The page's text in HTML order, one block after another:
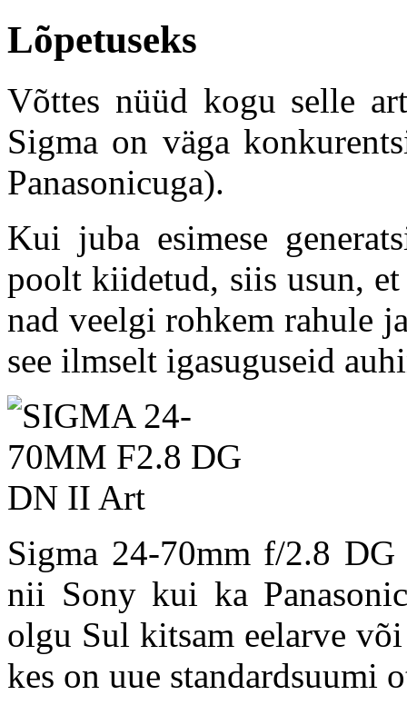
Lõpetuseks
Võttes nüüd kogu selle
Sigma on väga
Panasonicuga).
Kui juba esimese
poolt kiidetud, siis usun,
nad veelgi rohkem rahule
see ilmselt igasuguseid
Sigma 24-70mm f/2.8
nii Sony kui ka
olgu Sul kitsam eelarve
kes on uue standardsuumi